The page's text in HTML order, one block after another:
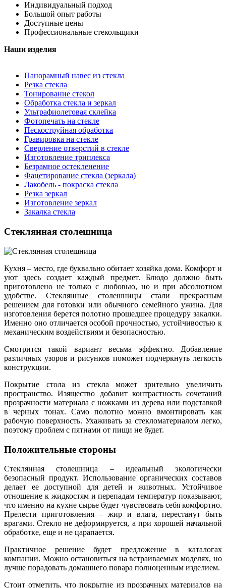
Индивидуальный подход
Большой опыт работы
Доступные цены
Профессиональные стекольщики
Наши изделия
Панорамный навес из стекла
Резка стекла
Тонирование стекол
Обработка стекла и зеркал
Ультрафиолетовая склейка
Фотопечать на стекле
Пескоструйная обработка
Гравировка на стекле
Cверление отверстий в стекле
Изготовление триплекса
Безрамное остекленение
Фацетирование стекла (зеркала)
Лакобель - покраска стекла
Резка зеркал
Изготовление зеркал
Закалка стекла
Стеклянная столешница
Кухня – место, где буквально обитает хозяйка дома. Комфорт и
уют здесь создает каждый предмет. Блюдо должно быть
приготовлено не только с любовью, но и при абсолютном
удобстве. Стеклянные столешницы стали прекрасным
решением для готовки или обычного семейного ужина. Для
изготовления берется полотно прошедшее процедуру закалки.
Именно оно отличается особой прочностью, устойчивостью к
механическим воздействиям и безопасностью.
Смотрится такой вариант весьма эффектно. Добавление
различных узоров и рисунков поможет подчеркнуть легкость
конструкции.
Покрытие стола из стекла может зрительно увеличить
пространство. Изящество добавит контрастность сочетаний
прозрачности материала с ножками из дерева или подставкой
в черных тонах. Само полотно можно вмонтировать как
рабочую поверхность. Ухаживать за стекломатериалом легко,
поэтому проблем с пятнами от пищи не будет.
Положительные стороны
Стеклянная столешница – идеальный экологически
безопасный продукт. Использование органических составов
делает ее доступной для детей и животных. Устойчивое
отношение к жидкостям и перепадам температур показывают,
что именно на кухне сырье будет чувствовать себя комфортно.
Прелести приготовления – жир и влага, перестанут быть
врагами. Стекло не деформируется, а при хорошей начальной
обработке, еще и не царапается.
Практичное решение будет предложение в каталогах
компании. Можно остановиться на встраиваемых моделях, но
лучше порадовать домашнего повара полноценным изделием.
Стоит отметить, что покрытие из прозрачных материалов на